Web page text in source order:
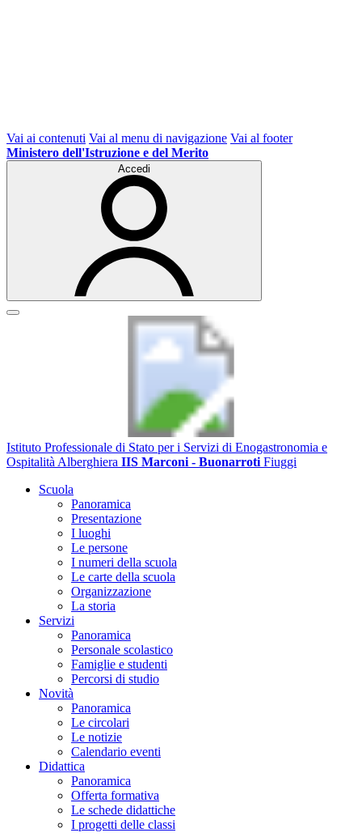
Vai ai contenuti Vai al menu di navigazione Vai al footer
Ministero dell'Istruzione e del Merito
Accedi
Istituto Professionale di Stato per i Servizi di Enogastronomia e
Ospitalità Alberghiera IIS Marconi - Buonarroti Fiuggi
Scuola
Panoramica
Presentazione
I luoghi
Le persone
I numeri della scuola
Le carte della scuola
Organizzazione
La storia
Servizi
Panoramica
Personale scolastico
Famiglie e studenti
Percorsi di studio
Novità
Panoramica
Le circolari
Le notizie
Calendario eventi
Didattica
Panoramica
Offerta formativa
Le schede didattiche
I progetti delle classi